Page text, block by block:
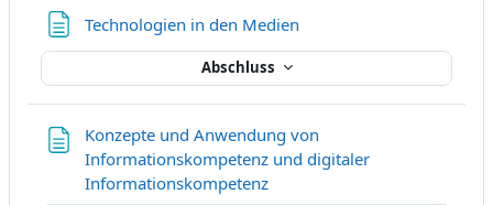
Technologien in den Medien
Abschluss
Konzepte und Anwendung von
Informationskompetenz und digitaler
InformationskompetenzTextseite